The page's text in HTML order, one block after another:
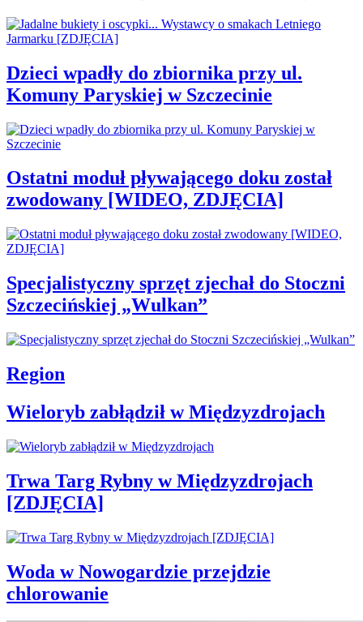
Dzieci wpadły do zbiornika przy ul.
Komuny Paryskiej w Szczecinie
Ostatni moduł pływającego doku został
zwodowany [WIDEO, ZDJĘCIA]
Specjalistyczny sprzęt zjechał do Stoczni
Szczecińskiej „Wulkan”
Region
Wieloryb zabłądził w Międzyzdrojach
Trwa Targ Rybny w Międzyzdrojach
[ZDJĘCIA]
Woda w Nowogardzie przejdzie
chlorowanie